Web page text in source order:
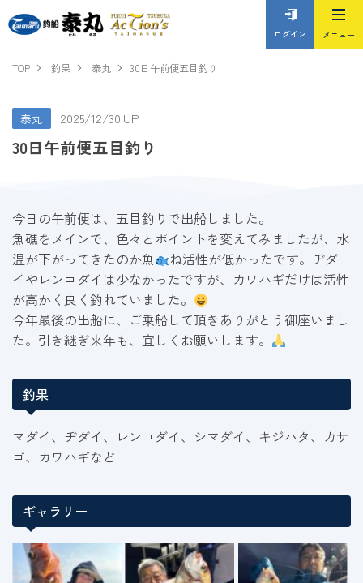
ログイン
TOP 釣果 泰丸 30日午前便五目釣り
泰丸 2025/12/30 UP
30日午前便五目釣り
今日の午前便は、五目釣りで出船しました。
魚礁をメインで、色々とポイントを変えてみましたが、水
温が下がってきたのか魚
ね活性が低かったです。ヂダ
イやレンコダイは少なかったですが、カワハギだけは活性
が高かく良く釣れていました。
今年最後の出船に、ご乗船して頂きありがとう御座いまし
た。引き継ぎ来年も、宜しくお願いします。
釣果
マダイ、ヂダイ、レンコダイ、シマダイ、キジハタ、カサ
ゴ、カワハギなど
ギャラリー